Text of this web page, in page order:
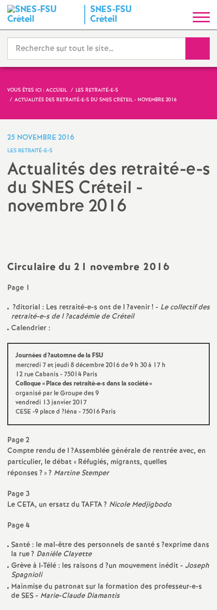
SNES-FSU
Créteil
y
n
d
i
a
t
o
n
a
s
n
s
e
i
VOUS ÊTES ICI : ACCUEIL
LES RETRAITÉ-E-S
ACTUALITÉS DES RETRAITÉ-E-S DU SNES CRÉTEIL - NOVEMBRE 2016
25 NOVEMBRE 2016
LES RETRAITÉ-E-S
Actualités des retraité-e-s
du SNES Créteil -
novembre 2016
Circulaire du 21 novembre 2016
Page 1
?ditorial : Les retraité-e-s ont de l?avenir! - Le collectif des
retraité-e-s de l ?académie de Créteil
Calendrier :
Journées d?automne de laFSU
mercredi 7 et jeudi 8 décembre 2016 de 9 h 30 à 17 h
12 rue Cabanis - 75014 Paris
Colloque «Place des retraité-e-s dans la société»
organisé par le Groupe des 9
vendredi 13 janvier 2017
CESE -9 place d ?Iéna - 75016 Paris
Page 2
Compte rendu de l?Assemblée générale de rentrée avec, en
particulier, le débat «Réfugiés, migrants, quelles
réponses?»? Martine Stemper
Page 3
LeCETA, un ersatz duTAFTA? Nicole Medjigbodo
Page 4
Santé : le mal-être des personnels de santé s?exprime dans
la rue? Danièle Clayette
Grève à I-Télé : les raisons d?un mouvement inédit - Joseph
Spagnioli
Mainmise du patronat sur la formation des professeur-e-s
deSES- Marie-Claude Diamantis